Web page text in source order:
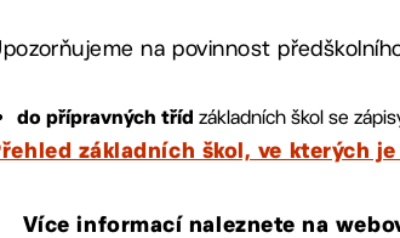
na povinnost
do přípravných tříd základních škol se
základních škol, ve kterých
Více informací naleznete na